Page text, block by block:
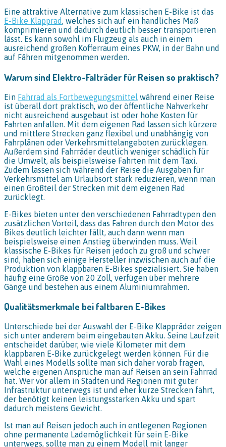
Eine attraktive Alternative zum klassischen E-Bike ist das
E-Bike Klapprad, welches sich auf ein handliches Maß
komprimieren und dadurch deutlich besser transportieren
lässt. Es kann sowohl im Flugzeug als auch in einem
ausreichend großen Kofferraum eines PKW, in der Bahn und
auf Fähren mitgenommen werden.
Warum sind Elektro-Falträder für Reisen so praktisch?
Ein Fahrrad als Fortbewegungsmittel während einer Reise
ist überall dort praktisch, wo der öffentliche Nahverkehr
nicht ausreichend ausgebaut ist oder hohe Kosten für
Fahrten anfallen. Mit dem eigenen Rad lassen sich kürzere
und mittlere Strecken ganz flexibel und unabhängig von
Fahrplänen oder Verkehrsmittelangeboten zurücklegen.
Außerdem sind Fahrräder deutlich weniger schädlich für
die Umwelt, als beispielsweise Fahrten mit dem Taxi.
Zudem lassen sich während der Reise die Ausgaben für
Verkehrsmittel am Urlaubsort stark reduzieren, wenn man
einen Großteil der Strecken mit dem eigenen Rad
zurücklegt.
E-Bikes bieten unter den verschiedenen Fahrradtypen den
zusätzlichen Vorteil, dass das Fahren durch den Motor des
Bikes deutlich leichter fällt, auch dann wenn man
beispielsweise einen Anstieg überwinden muss. Weil
klassische E-Bikes für Reisen jedoch zu groß und schwer
sind, haben sich einige Hersteller inzwischen auch auf die
Produktion von klappbaren E-Bikes spezialisiert. Sie haben
häufig eine Größe von 20 Zoll, verfügen über mehrere
Gänge und bestehen aus einem Aluminiumrahmen.
Qualitätsmerkmale bei faltbaren E-Bikes
Unterschiede bei der Auswahl der E-Bike Klappräder zeigen
sich unter anderem beim eingebauten Akku. Seine Laufzeit
entscheidet darüber, wie viele Kilometer mit dem
klappbaren E-Bike zurückgelegt werden können. Für die
Wahl eines Modells sollte man sich daher vorab fragen,
welche eigenen Ansprüche man auf Reisen an sein Fahrrad
hat. Wer vor allem in Städten und Regionen mit guter
Infrastruktur unterwegs ist und eher kurze Strecken fährt,
der benötigt keinen leistungsstarken Akku und spart
dadurch meistens Gewicht.
Ist man auf Reisen jedoch auch in entlegenen Regionen
ohne permanente Lademöglichkeit für sein E-Bike
unterwegs, sollte man zu einem Modell mit langer